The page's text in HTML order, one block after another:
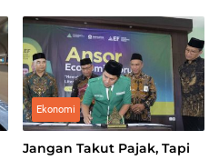
Ekonomi
Jangan Takut Pajak, Tapi